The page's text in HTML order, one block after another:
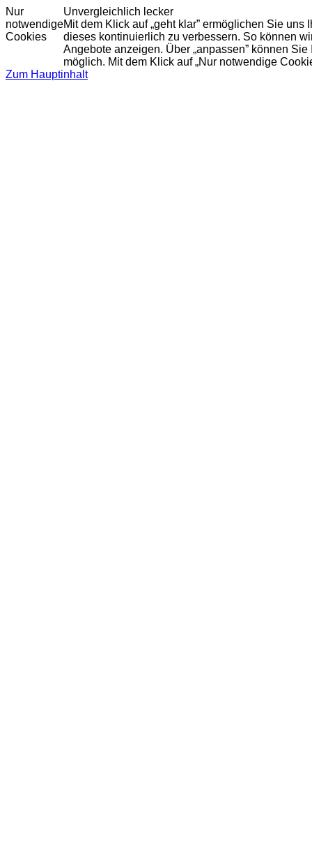
Nur
notwendige
Cookies
Unvergleichlich lecker
Mit dem Klick auf „geht klar” ermöglichen Sie
dieses kontinuierlich zu verbessern. So können
Angebote anzeigen. Über „anpassen” können
möglich. Mit dem Klick auf „Nur notwendige
Zum Hauptinhalt